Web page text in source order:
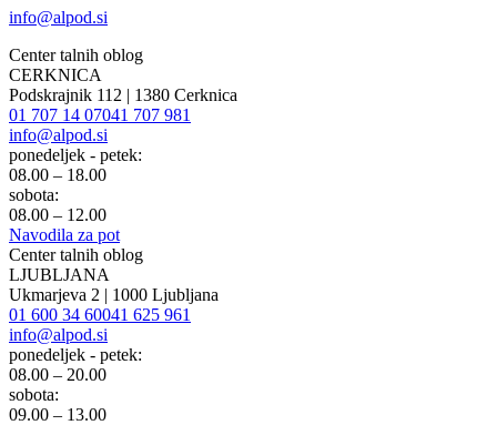
info@alpod.si
Center talnih oblog
CERKNICA
Podskrajnik 112 | 1380 Cerknica
01 707 14 07041 707 981
info@alpod.si
ponedeljek - petek:
08.00 – 18.00
sobota:
08.00 – 12.00
Navodila za pot
Center talnih oblog
LJUBLJANA
Ukmarjeva 2 | 1000 Ljubljana
01 600 34 60041 625 961
info@alpod.si
ponedeljek - petek:
08.00 – 20.00
sobota:
09.00 – 13.00